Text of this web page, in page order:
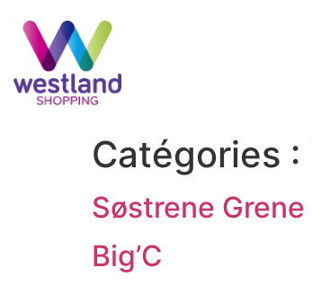
Catégories :
Søstrene Grene
Big’C